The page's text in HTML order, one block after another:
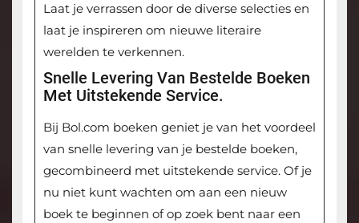
Laat je verrassen door de diverse selecties en
laat je inspireren om nieuwe literaire
werelden te verkennen.
Snelle Levering Van Bestelde Boeken
Met Uitstekende Service.
Bij Bol.com boeken geniet je van het voordeel
van snelle levering van je bestelde boeken,
gecombineerd met uitstekende service. Of je
nu niet kunt wachten om aan een nieuw
boek te beginnen of op zoek bent naar een